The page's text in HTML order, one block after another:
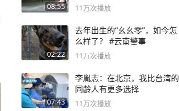
08:55 11万次播放
02:22
去年出生的“幺幺零”，如今怎
么样了？ #云南警事
11万次播放
07:43
李胤志：在北京，我比台湾的
同龄人有更多选择
11万次播放